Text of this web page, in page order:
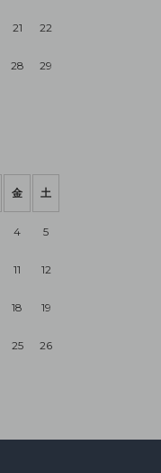
21 22
28 29
金 土
4 5
11 12
18 19
25 26